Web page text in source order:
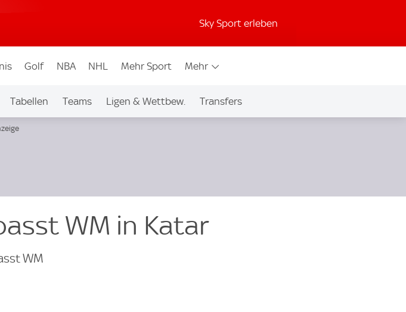
Sky Sport erleben
Golf NBA NHL Mehr Sport Mehr
Tabellen Teams Ligen & Wettbew. Transfers
WM in Katar
WM